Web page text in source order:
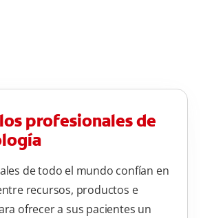
profesionales de
de todo el mundo confían en
recursos, productos e
ofrecer a sus pacientes un